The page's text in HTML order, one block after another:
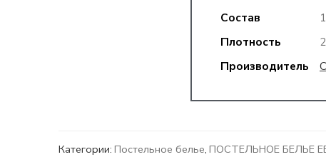
Состав
Плотность
Производитель
Категории: Постельное белье, ПОСТЕЛЬНОЕ БЕЛЬЕ